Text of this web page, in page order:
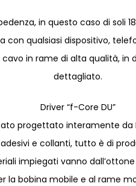
in questo caso di soli
con qualsiasi dispositivo,
in rame di alta qualità, in
dettagliato.
Driver “f-Core DU”
progettato interamente da
e collanti, tutto è di
impiegati vanno
la bobina mobile e al rame